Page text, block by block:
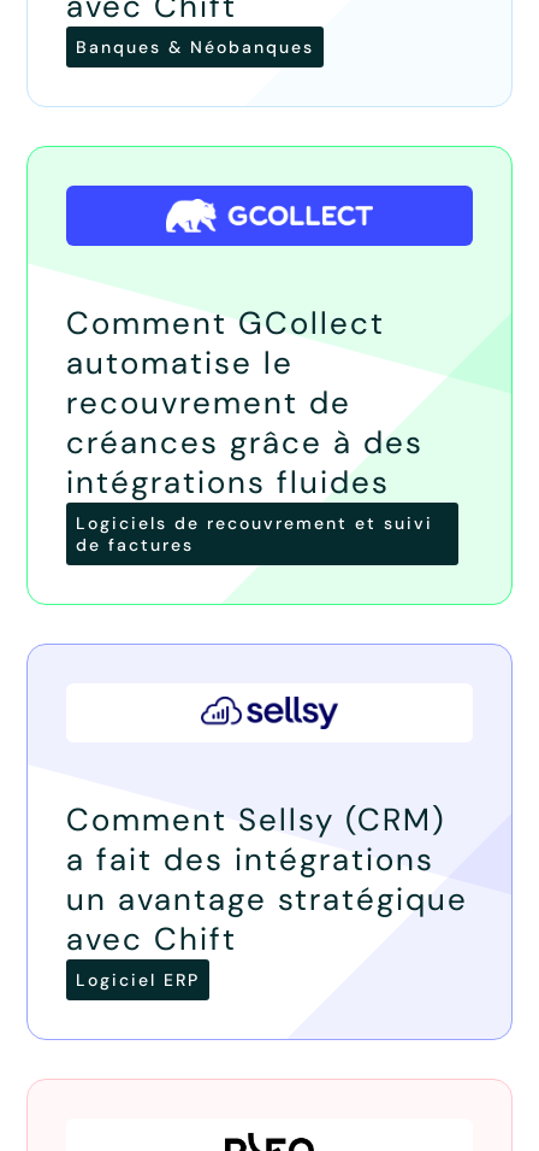
Banques & Néobanques
Comment GCollect
automatise le
recouvrement de
créances grâce à des
intégrations fluides
Logiciels de recouvrement et suivi
de factures
Comment Sellsy (CRM)
a fait des intégrations
un avantage stratégique
avec Chift
Logiciel ERP